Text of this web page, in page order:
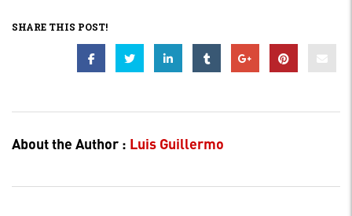
SHARE THIS POST!
About the Author : Luis Guillermo